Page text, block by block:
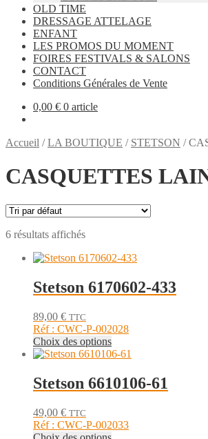
OLD TIME
DRESSAGE ATTELAGE
ENFANT
LES PROMOS DU MOMENT
FOIRES FESTIVALS & SALONS
CONTACT
Conditions Générales de Vente
0,00 € 0 article
Accueil /LA BOUTIQUE / STETSON /
CASQUETTES
6 résultats affichés
Stetson 6170602-433
89,00 € TTC
Réf : CWC-P-002028
Choix des optionsCe
produit
plusieurs
variations.
peuvent
Stetson 6610106-61
49,00 € TTC
Réf : CWC-P-002033
Ce